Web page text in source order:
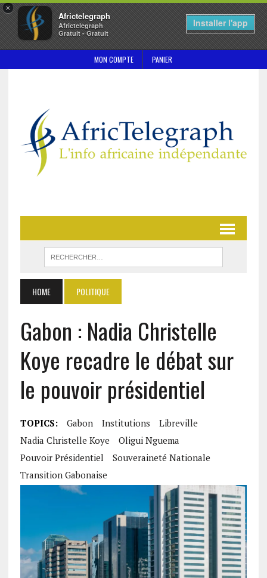
×
Africtelegraph
Africtelegraph
Gratuit - Gratuit
Installer l'app
MON COMPTE PANIER
HOME POLITIQUE
Gabon : Nadia Christelle
Koye recadre le débat sur
le pouvoir présidentiel
TOPICS: Gabon Institutions
Libreville
Nadia Christelle Koye
Oligui Nguema
Pouvoir Présidentiel
Souveraineté Nationale
Transition Gabonaise